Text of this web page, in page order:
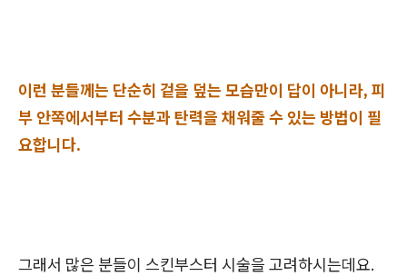
이런 분들께는 단순히 겉을 덮는 모습만이 답이 아니라, 피
부 안쪽에서부터 수분과 탄력을 채워줄 수 있는 방법이 필
요합니다.
그래서 많은 분들이 스킨부스터 시술을 고려하시는데요.